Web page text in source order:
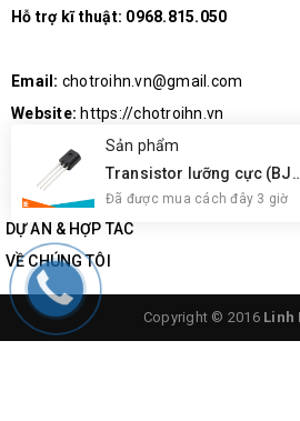
Hỗ trợ kĩ thuật: 0968.815.050
Email: chotroihn.vn@gmail.com
Website: https://chotroihn.vn
DỰ ÁN & HỢP TÁC
VỀ CHÚNG TÔI
Copyright © 2016 Linh
Sản phẩm
Transistor lưỡng cực
Đã được mua cách đây 3 giờ